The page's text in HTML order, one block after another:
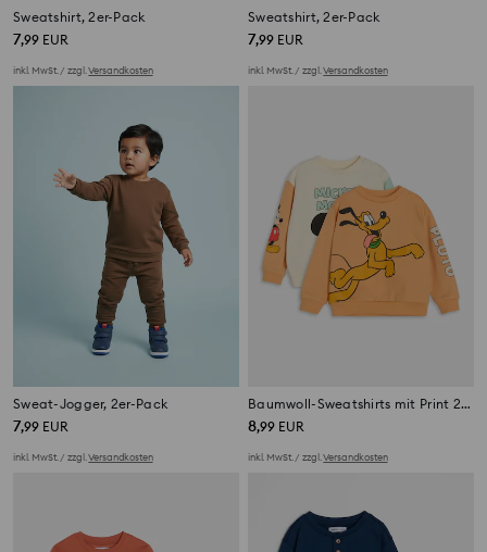
Sweatshirt, 2er-Pack
7,99 EUR
inkl. MwSt. / zzgl.Versandkosten
Sweatshirt, 2er-Pack
7,99 EUR
inkl. MwSt. / zzgl.Versandkosten
Sweat-Jogger, 2er-Pack
7,99 EUR
inkl. MwSt. / zzgl.Versandkosten
Baumwoll-Sweatshirts mit Print 2 pack Mickey Mouse
8,99 EUR
inkl. MwSt. / zzgl.Versandkosten